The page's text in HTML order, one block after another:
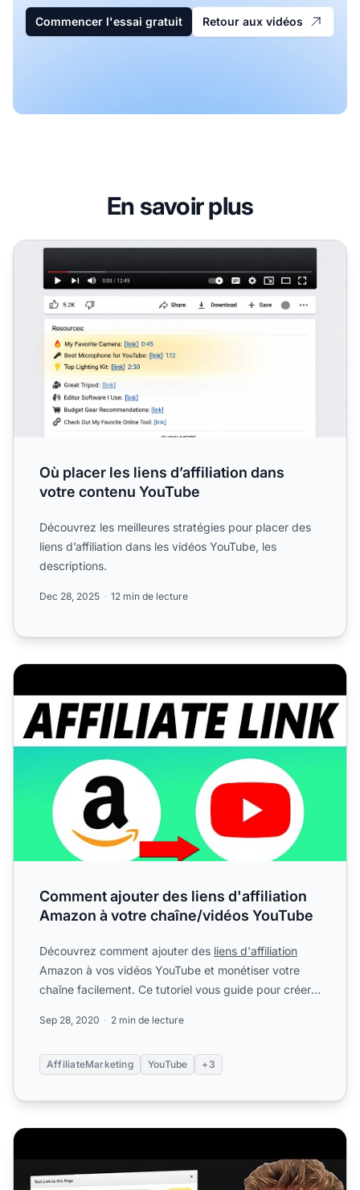
Commencer l'essai gratuit Retour aux vidéos
En savoir plus
Où placer les liens d’affiliation dans votre contenu
Où placer les liens d’affiliation dans
votre contenu YouTube
Découvrez les meilleures stratégies pour placer des
liens d’affiliation dans les vidéos YouTube, les
descriptions.
Dec 28, 2025 12 min de lecture
Comment ajouter des liens d'affiliation Amazon à votre
Comment ajouter des liens d'affiliation
Amazon à votre chaîne/vidéos YouTube
Découvrez comment ajouter des liens d'affiliation
Amazon à vos vidéos YouTube et monétiser votre
chaîne facilement. Ce tutoriel vous guide pour créer
Sep 28, 2020 2 min de lecture
AffiliateMarketing YouTube +3
Comment ajouter des liens d'affiliation Amazon aux